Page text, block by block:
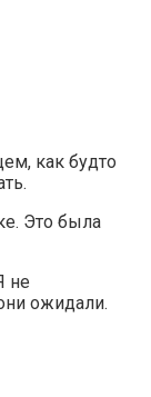
как будто
Это была
не
ожидали.